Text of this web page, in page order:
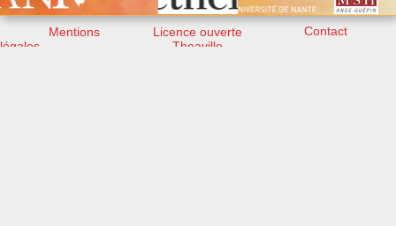
Mentions
légales
Licence ouverte
Theaville
Contact